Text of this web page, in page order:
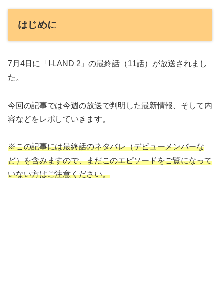
はじめに
7月4日に「I-LAND 2」の最終話（11話）が放送されまし
た。
今回の記事では今週の放送で判明した最新情報、そして内
容などをレポしていきます。
※この記事には最終話のネタバレ（デビューメンバーな
ど）を含みますので、まだこのエピソードをご覧になって
いない方はご注意ください。